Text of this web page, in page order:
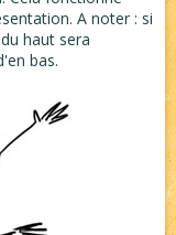
A noter : si
haut sera
bas.